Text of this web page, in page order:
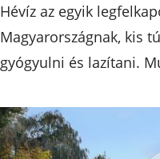
Hévíz az egyik
Magyarországnak, kis
gyógyulni és lazítani.